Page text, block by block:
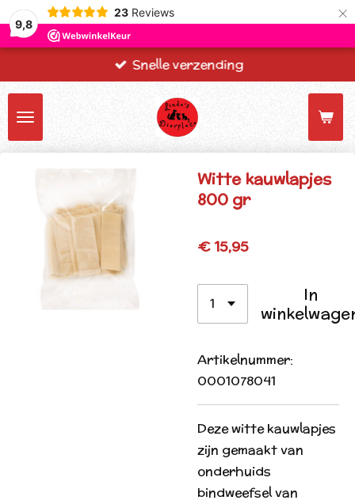
9,8
23 Reviews ×
Snelle verzending
Witte kauwlapjes
800 gr
€ 15,95
In
Artikelnummer:
0001078041
Deze witte kauwlapjes
zijn gemaakt van
onderhuids
bindweefsel van